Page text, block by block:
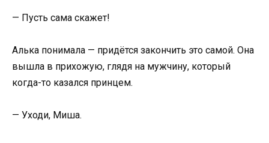
— Пусть сама скажет!
Алька понимала — придётся закончить это самой. Она
вышла в прихожую, глядя на мужчину, который
когда-то казался принцем.
— Уходи, Миша.